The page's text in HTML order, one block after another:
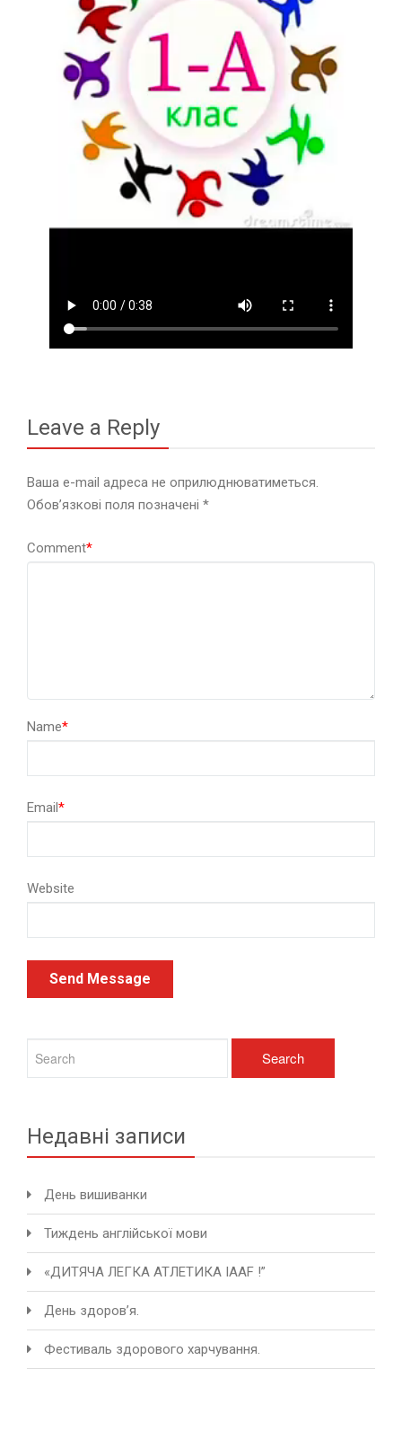
Leave a Reply
Ваша e-mail адреса не оприлюднюватиметься.
Обов’язкові поля позначені *
Comment*
Name*
Email*
Website
Недавні записи
День вишиванки
Тиждень англійської мови
«ДИТЯЧА ЛЕГКА АТЛЕТИКА IAAF !”
День здоров’я.
Фестиваль здорового харчування.